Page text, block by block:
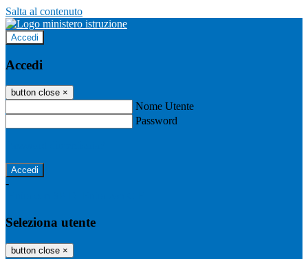
Salta al contenuto
Accedi
Accedi
button close ×
Nome Utente
Password
-
Seleziona utente
button close ×